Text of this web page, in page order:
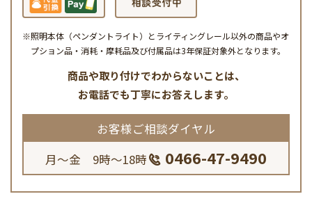
※照明本体（ペンダントライト）とライティングレール以外の商品やオ
プション品・消耗・摩耗品及び付属品は3年保証対象外となります。
商品や取り付けでわからないことは、
お電話でも丁寧にお答えします。
お客様ご相談ダイヤル
月～金 9時～18時
0466-47-9490